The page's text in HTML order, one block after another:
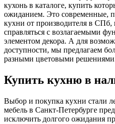
кухонь в каталоге, купить
ожиданием. Это современные,
кухни от производителя в СПб,
справляться с возлагаемыми
элементом декора. А для
доступности, мы предлагаем
разными цветовыми
Купить кухню в
Выбор и покупка кухни стали
мебель в Санкт-Петербурге
исключить долгого ожидания